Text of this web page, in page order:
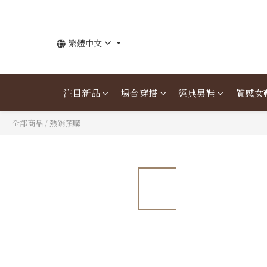
注目新品 場合穿搭 經典男鞋 質感女
繁體中文
全部商品 / 熱銷預購